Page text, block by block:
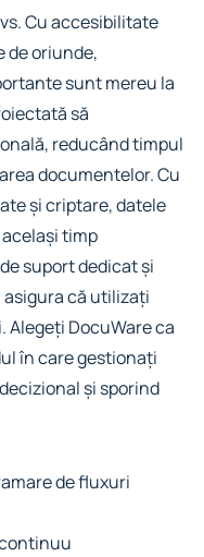
Cu accesibilitate
de oriunde,
sunt mereu la
să
reducând timpul
documentelor. Cu
și criptare, datele
timp
suport dedicat și
că utilizați
DocuWare ca
în care gestionați
și sporind
de fluxuri